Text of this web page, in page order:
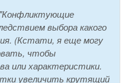
выбора какого
(Кстати, я еще могу
чтобы
или характеристики.
увеличить крутящий